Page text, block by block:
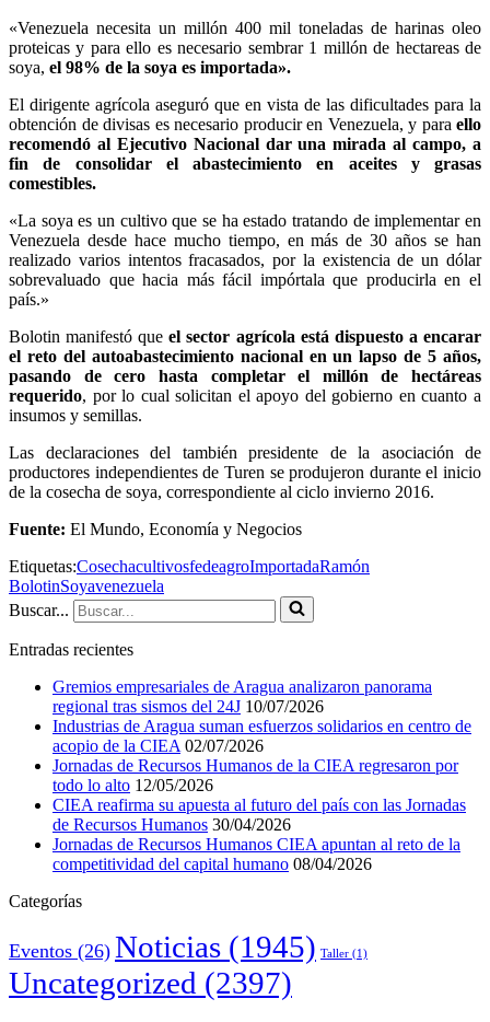
«Venezuela necesita un millón 400 mil toneladas de harinas oleo
proteicas y para ello es necesario sembrar 1 millón de hectareas de
soya, el 98% de la soya es importada».
El dirigente agrícola aseguró que en vista de las dificultades para la
obtención de divisas es necesario producir en Venezuela, y para ello
recomendó al Ejecutivo Nacional dar una mirada al campo, a
fin de consolidar el abastecimiento en aceites y grasas
comestibles.
«La soya es un cultivo que se ha estado tratando de implementar en
Venezuela desde hace mucho tiempo, en más de 30 años se han
realizado varios intentos fracasados, por la existencia de un dólar
sobrevaluado que hacia más fácil impórtala que producirla en el
país.»
Bolotin manifestó queel sector agrícola está dispuesto a encarar
el reto del autoabastecimiento nacional en un lapso de 5 años,
pasando de cero hasta completar el millón de hectáreas
requerido, por lo cual solicitan el apoyo del gobierno en cuanto a
insumos y semillas.
Las declaraciones del también presidente de la asociación de
productores independientes de Turen se produjeron durante el inicio
de la cosecha de soya, correspondiente al ciclo invierno 2016.
Fuente: El Mundo, Economía y Negocios
Etiquetas:CosechacultivosfedeagroImportadaRamón
BolotinSoyavenezuela
Buscar...
Entradas recientes
Gremios empresariales de Aragua analizaron panorama
regional tras sismos del 24J 10/07/2026
Industrias de Aragua suman esfuerzos solidarios en centro de
acopio de la CIEA 02/07/2026
Jornadas de Recursos Humanos de la CIEA regresaron por
todo lo alto 12/05/2026
CIEA reafirma su apuesta al futuro del país con las Jornadas
de Recursos Humanos 30/04/2026
Jornadas de Recursos Humanos CIEA apuntan al reto de la
competitividad del capital humano 08/04/2026
Categorías
Eventos (26) Noticias (1945) Taller (1)
Uncategorized (2397)